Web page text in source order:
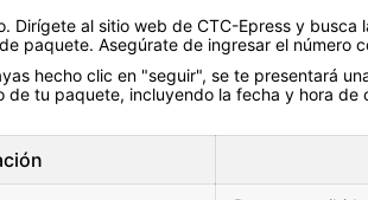
al sitio web de CTC-Epress y busca
paquete. Asegúrate de ingresar el número
hecho clic en "seguir", se te presentará
tu paquete, incluyendo la fecha y hora